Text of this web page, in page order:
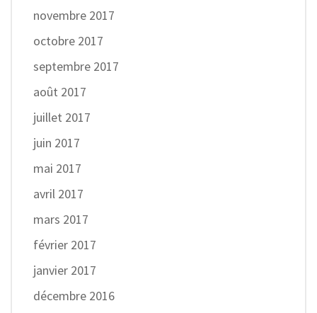
novembre 2017
octobre 2017
septembre 2017
août 2017
juillet 2017
juin 2017
mai 2017
avril 2017
mars 2017
février 2017
janvier 2017
décembre 2016